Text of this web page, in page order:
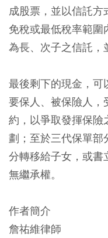
成股票，並以信託方
免稅或最低稅率範圍
為長、次子之信託，
最後剩下的現金，可
要保人、被保險人，
約，以爭取發揮保險
劃；至於三代保單部
分轉移給子女，或書
無繼承權。
作者簡介
詹祐維律師